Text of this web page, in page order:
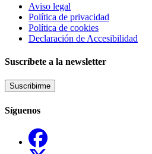
Aviso legal
Política de privacidad
Política de cookies
Declaración de Accesibilidad
Suscríbete a la newsletter
Suscribirme
Síguenos